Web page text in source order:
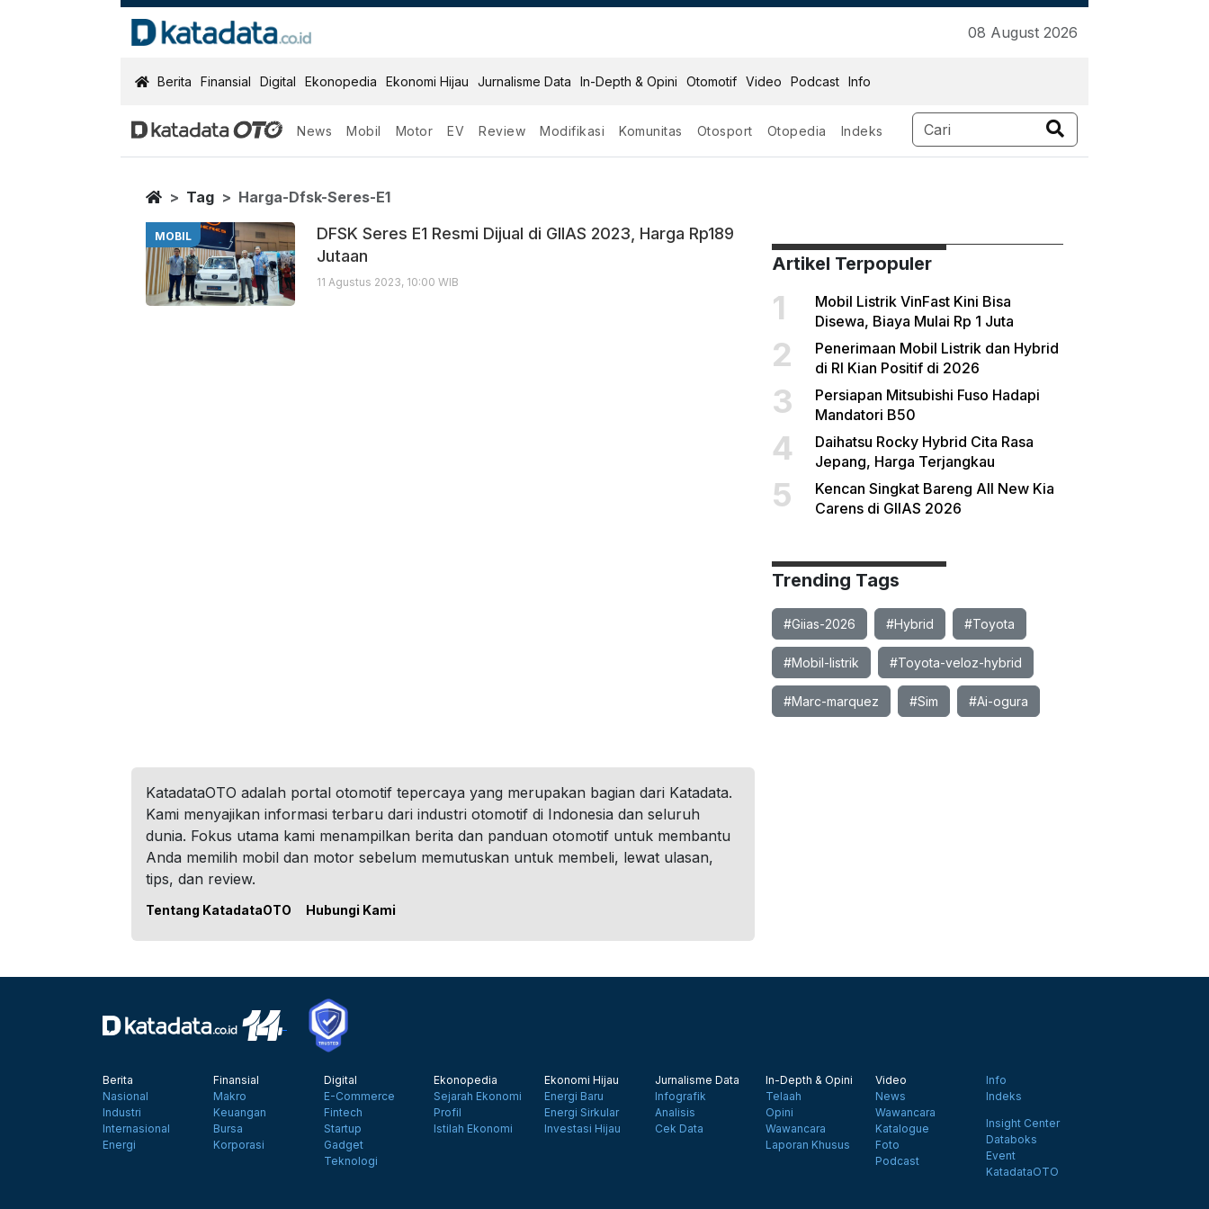
08 August 2026
KatadataOTO
Berita Finansial Digital Ekonopedia Ekonomi Hijau Jurnalisme Data In-Depth & Opini Otomotif Video Podcast Info
News Mobil Motor EV Review Modifikasi Komunitas Otosport Otopedia Indeks
Harga Dfsk Seres E1
Berita Terbaru
Home
Tag Harga-Dfsk-Seres-E1
MOBIL
DFSK Seres E1 Resmi Dijual di GIIAS 2023, Harga Rp189
Jutaan
11 Agustus 2023, 10:00 WIB
Artikel Terpopuler
1
Mobil Listrik VinFast Kini Bisa
Disewa, Biaya Mulai Rp 1 Juta
2
Penerimaan Mobil Listrik dan Hybrid
di RI Kian Positif di 2026
3
Persiapan Mitsubishi Fuso Hadapi
Mandatori B50
4
Daihatsu Rocky Hybrid Cita Rasa
Jepang, Harga Terjangkau
5
Kencan Singkat Bareng All New Kia
Carens di GIIAS 2026
Trending Tags
#Giias-2026 #Hybrid #Toyota
#Mobil-listrik #Toyota-veloz-hybrid
#Marc-marquez #Sim #Ai-ogura
KatadataOTO adalah portal otomotif tepercaya yang merupakan bagian dari Katadata.
Kami menyajikan informasi terbaru dari industri otomotif di Indonesia dan seluruh
dunia. Fokus utama kami menampilkan berita dan panduan otomotif untuk membantu
Anda memilih mobil dan motor sebelum memutuskan untuk membeli, lewat ulasan,
tips, dan review.
Tentang KatadataOTO Hubungi Kami
Berita
Nasional
Industri
Internasional
Energi
Finansial
Makro
Keuangan
Bursa
Korporasi
Digital
E-Commerce
Fintech
Startup
Gadget
Teknologi
Ekonopedia
Sejarah Ekonomi
Profil
Istilah Ekonomi
Ekonomi Hijau
Energi Baru
Energi Sirkular
Investasi Hijau
Jurnalisme Data
Infografik
Analisis
Cek Data
In-Depth & Opini
Telaah
Opini
Wawancara
Laporan Khusus
Video
News
Wawancara
Katalogue
Foto
Podcast
Info
Indeks
Insight Center
Databoks
Event
KatadataOTO